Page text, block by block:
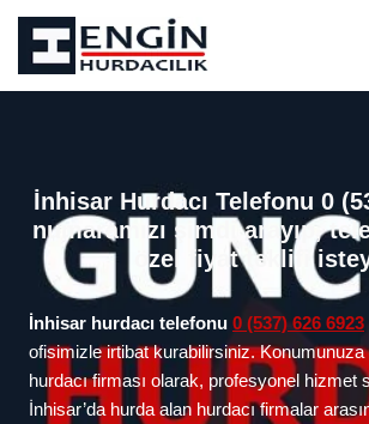
İçeriğe
geç
İnhisar Hurdacı Telefonu 0
numaramızı şimdi arayıp,
özel fiyat teklifi
İnhisar hurdacı telefonu 0 (537) 626 6923
ofisimizle irtibat kurabilirsiniz. Konumunuza
hurdacı firması olarak, profesyonel hizmet
İnhisar’da hurda alan hurdacı firmalar